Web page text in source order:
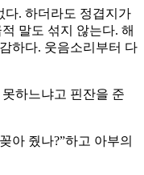
다. 하더라도 정겹지가
말도 섞지 않는다. 해
하다. 웃음소리부터 다
하느냐고 핀잔을 준
아 줬나?”하고 아부의